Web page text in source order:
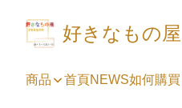
好きなもの屋
商品 首頁NEWS如何購買